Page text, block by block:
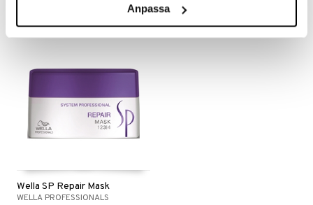
Anpassa
Wella SP Repair Mask
WELLA PROFESSIONALS